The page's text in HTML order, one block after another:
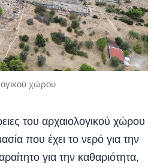
χώρου
του αρχαιολογικού χώρου
που έχει το νερό για την
για την καθαριότητα,